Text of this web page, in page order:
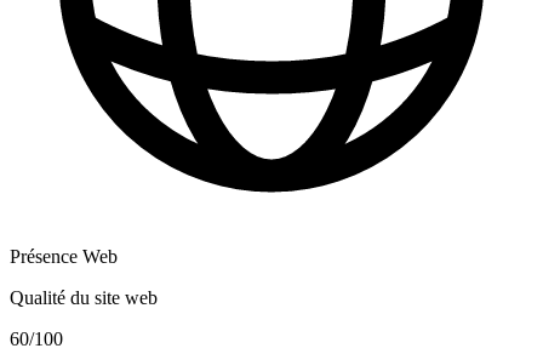
Présence Web
Qualité du site web
60/100